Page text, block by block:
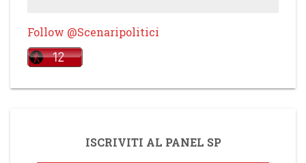
Follow @Scenaripolitici
ISCRIVITI AL PANEL SP